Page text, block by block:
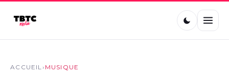
ACCUEIL› MUSIQUE